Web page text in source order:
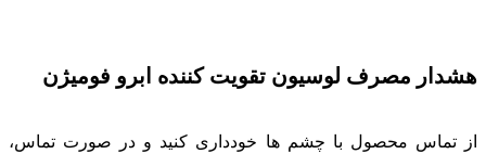
هشدار مصرف لوسیون تقویت کننده ابرو فومیژن
از تماس محصول با چشم ها خودداری کنید و در صورت تماس،